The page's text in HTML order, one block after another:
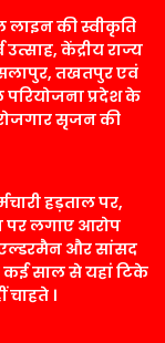
लाइन की स्वीकृति
केंद्रीय राज्य
तखतपुर एवं
प्रदेश के
सृजन की
हड़ताल पर,
पर लगाए आरोप
और सांसद
कई साल से यहां टिके
।